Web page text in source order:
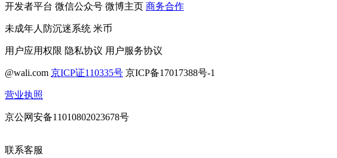
开发者平台 微信公众号 微博主页 商务合作
未成年人防沉迷系统 米币
用户应用权限 隐私协议 用户服务协议
@wali.com 京ICP证110335号 京ICP备17017388号-1
营业执照
京公网安备11010802023678号
联系客服